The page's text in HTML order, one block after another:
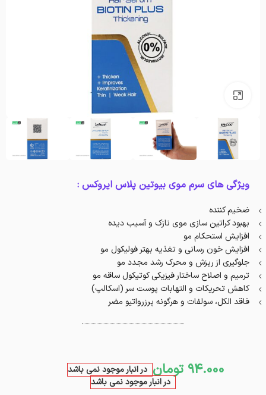
ویژگی های سرم موی بیوتین پلاس ایروکس :
ضخیم کننده
بهبود کراتین سازی موی نازک و آسیب دیده
افزایش استحکام مو
افزایش خون رسانی و تغذیه بهتر فولیکول مو
جلوگیری از ریزش و محرک رشد مجدد مو
ترمیم و اصلاح ساختار فیزیکی کوتیکول ساقه مو
کاهش تحریکات و التهابات پوست سر (اسکالپ)
فاقد الکل، سولفات و هرگونه پرزرواتیو مضر
94.000 تومان در انبار موجود نمی باشد
در انبار موجود نمی باشد